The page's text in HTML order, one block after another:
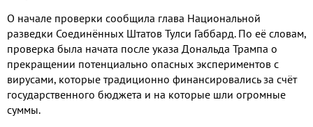
О начале проверки сообщила глава Национальной
разведки Соединённых Штатов Тулси Габбард. По её словам,
проверка была начата после указа Дональда Трампа о
прекращении потенциально опасных экспериментов с
вирусами, которые традиционно финансировались за счёт
государственного бюджета и на которые шли огромные
суммы.